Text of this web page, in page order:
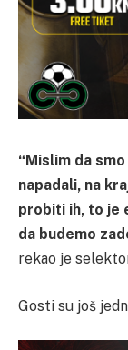
“Mislim da
napadali, na
probiti ih, to je
da budemo
rekao je
Gosti su još